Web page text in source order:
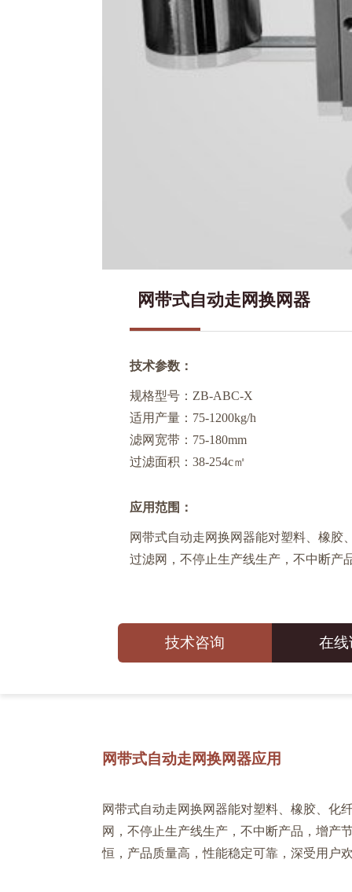
网带式自动走网换网器
技术参数：
规格型号：ZB-ABC-X
适用产量：75-1200kg/h
滤网宽带：75-180mm
过滤面积：38-254c㎡
应用范围：
网带式自动走网换网器能对塑料、橡胶
过滤网，不停止生产线生产，不中断产
技术咨询 在
网带式自动走网换网器应用
网带式自动走网换网器能对塑料、橡胶、化
网，不停止生产线生产，不中断产品，增产
恒，产品质量高，性能稳定可靠，深受用户